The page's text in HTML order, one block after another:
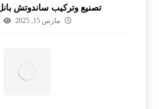
تصنيع وتركيب ساندوتش
مارس 15, 2025